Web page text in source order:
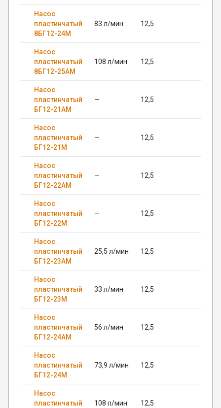
Насос
пластинчатый
8БГ12-24М
83 л/мин 12,5
Насос
пластинчатый
8БГ12-25АМ
108 л/мин 12,5
Насос
пластинчатый
БГ12-21АМ
— 12,5
Насос
пластинчатый
БГ12-21М
— 12,5
Насос
пластинчатый
БГ12-22АМ
— 12,5
Насос
пластинчатый
БГ12-22М
— 12,5
Насос
пластинчатый
БГ12-23АМ
25,5 л/мин 12,5
Насос
пластинчатый
БГ12-23М
33 л/мин 12,5
Насос
пластинчатый
БГ12-24АМ
56 л/мин 12,5
Насос
пластинчатый
БГ12-24М
73,9 л/мин 12,5
Насос
пластинчатый
108 л/мин 12,5